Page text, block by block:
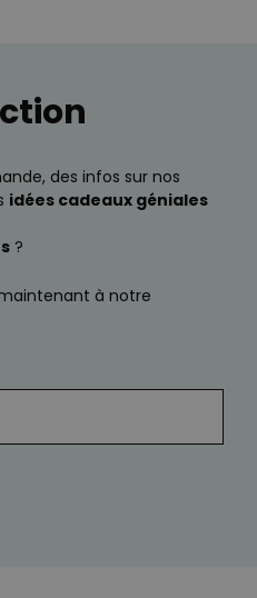
des infos sur nos
idées cadeaux géniales
?
à notre